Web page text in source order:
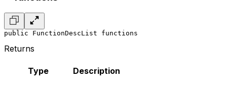
public FunctionDescList functions
Returns
Type Description